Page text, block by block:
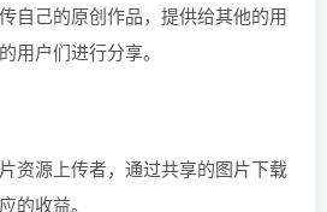
自己的原创作品，提供给其他的用
用户们进行分享。
资源上传者，通过共享的图片下载
的收益。